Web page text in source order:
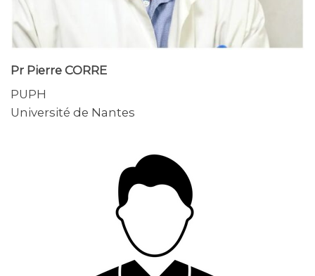
Pr Pierre CORRE
PUPH
Université de Nantes